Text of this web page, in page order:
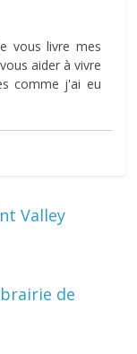
vous livre mes
aider à vivre
comme j'ai eu
Valley
de